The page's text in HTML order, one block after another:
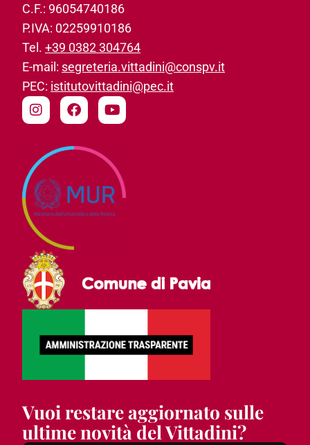
C.F.: 96054740186­
P.IVA: 02259910186­
Tel. +39 0382 304764
E-mail: segreteria.vittadini@conspv.it
PEC: istitutovittadini@pec.it
Vuoi restare aggiornato sulle
ultime novità del Vittadini?